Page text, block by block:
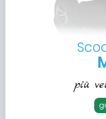
più